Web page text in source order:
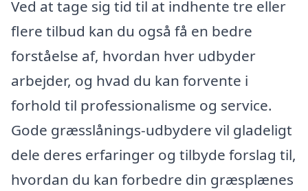
Ved at tage sig tid til at indhente tre eller
flere tilbud kan du også få en bedre
forståelse af, hvordan hver udbyder
arbejder, og hvad du kan forvente i
forhold til professionalisme og service.
Gode græsslånings-udbydere vil gladeligt
dele deres erfaringer og tilbyde forslag til,
hvordan du kan forbedre din græsplænes